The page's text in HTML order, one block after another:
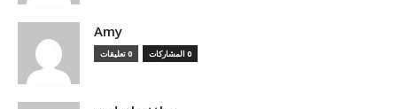
Amy
0 المشاركات 0 تعليقات